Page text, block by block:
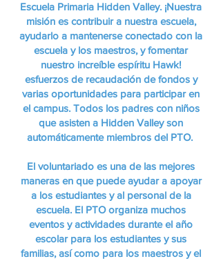
Escuela Primaria Hidden Valley. ¡Nuestra
misión es contribuir a nuestra escuela,
ayudarlo a mantenerse conectado con la
escuela y los maestros, y fomentar
nuestro increíble espíritu Hawk!
esfuerzos de recaudación de fondos y
varias oportunidades para participar en
el campus. Todos los padres con niños
que asisten a Hidden Valley son
automáticamente miembros del PTO.
El voluntariado es una de las mejores
maneras en que puede ayudar a apoyar
a los estudiantes y al personal de la
escuela. El PTO organiza muchos
eventos y actividades durante el año
escolar para los estudiantes y sus
familias, así como para los maestros y el